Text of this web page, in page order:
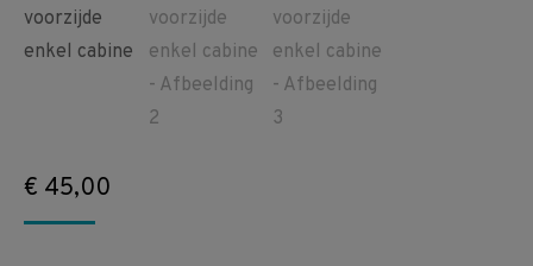
€ 45,00